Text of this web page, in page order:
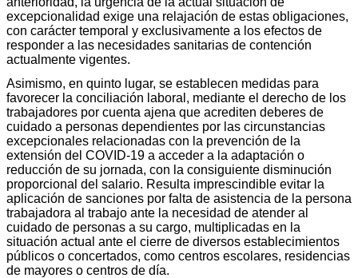
excepcionalidad exige una relajación de estas obligaciones,
con carácter temporal y exclusivamente a los efectos de
responder a las necesidades sanitarias de contención
actualmente vigentes.
Asimismo, en quinto lugar, se establecen medidas para
favorecer la conciliación laboral, mediante el derecho de los
trabajadores por cuenta ajena que acrediten deberes de
cuidado a personas dependientes por las circunstancias
excepcionales relacionadas con la prevención de la
extensión del COVID-19 a acceder a la adaptación o
reducción de su jornada, con la consiguiente disminución
proporcional del salario. Resulta imprescindible evitar la
aplicación de sanciones por falta de asistencia de la persona
trabajadora al trabajo ante la necesidad de atender al
cuidado de personas a su cargo, multiplicadas en la
situación actual ante el cierre de diversos establecimientos
públicos o concertados, como centros escolares, residencias
de mayores o centros de día.